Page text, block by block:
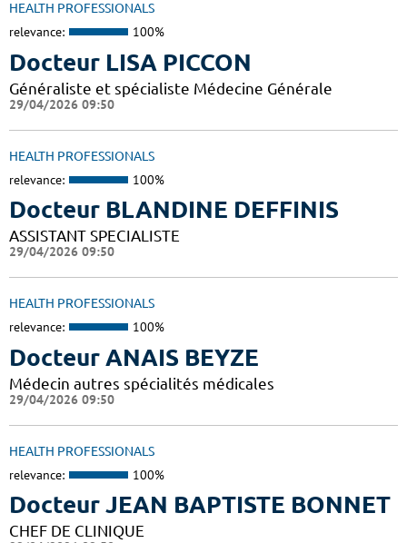
HEALTH PROFESSIONALS
relevance: 100%
Docteur LISA PICCON
Généraliste et spécialiste Médecine Générale
29/04/2026 09:50
HEALTH PROFESSIONALS
relevance: 100%
Docteur BLANDINE DEFFINIS
ASSISTANT SPECIALISTE
29/04/2026 09:50
HEALTH PROFESSIONALS
relevance: 100%
Docteur ANAIS BEYZE
Médecin autres spécialités médicales
29/04/2026 09:50
HEALTH PROFESSIONALS
relevance: 100%
Docteur JEAN BAPTISTE BONNET
CHEF DE CLINIQUE